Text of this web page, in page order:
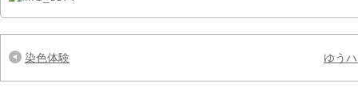
染色体験 ゆう